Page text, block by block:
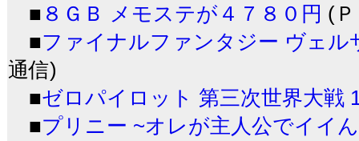
■ ８ＧＢ メモステが４７８０円 (
■ファイナルファンタジー ヴェル
通信)
■ゼロパイロット 第三次世界大戦
■プリニー ~オレが主人公でイイ